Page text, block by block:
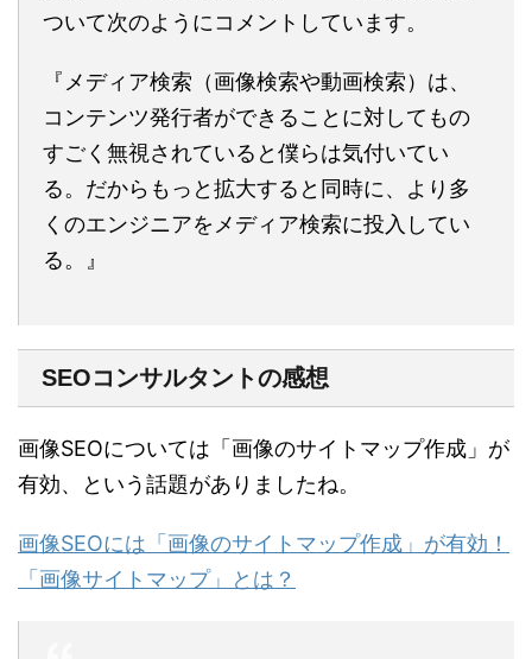
ついて次のようにコメントしています。
『メディア検索（画像検索や動画検索）は、
コンテンツ発行者ができることに対してもの
すごく無視されていると僕らは気付いてい
る。だからもっと拡大すると同時に、より多
くのエンジニアをメディア検索に投入してい
る。』
SEOコンサルタントの感想
画像SEOについては「画像のサイトマップ作成」が
有効、という話題がありましたね。
画像SEOには「画像のサイトマップ作成」が有効！
「画像サイトマップ」とは？